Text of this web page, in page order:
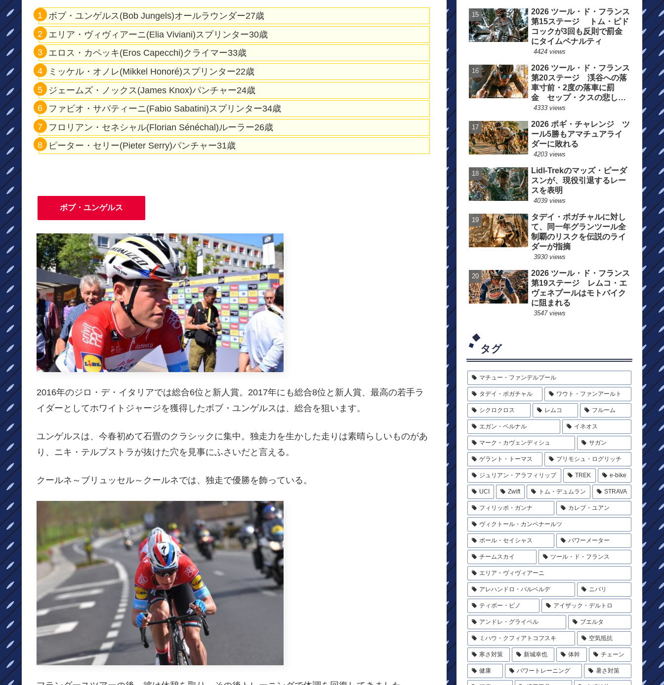
ボブ・ユンゲルス(Bob Jungels)オールラウンダー27歳
エリア・ヴィヴィアーニ(Elia Viviani)スプリンター30歳
エロス・カペッキ(Eros Capecchi)クライマー33歳
ミッケル・オノレ(Mikkel Honoré)スプリンター22歳
ジェームズ・ノックス(James Knox)パンチャー24歳
ファビオ・サバティーニ(Fabio Sabatini)スプリンター34歳
フロリアン・セネシャル(Florian Sénéchal)ルーラー26歳
ピーター・セリー(Pieter Serry)パンチャー31歳
ボブ・ユンゲルス
2016年のジロ・デ・イタリアでは総合6位と新人賞。2017年にも総合8位と新人賞、最高の若手ラ
イダーとしてホワイトジャージを獲得したボブ・ユンゲルスは、総合を狙います。
ユンゲルスは、今春初めて石畳のクラシックに集中。独走力を生かした走りは素晴らしいものがあ
り、ニキ・テルプストラが抜けた穴を見事にふさいだと言える。
クールネ～ブリュッセル～クールネでは、独走で優勝を飾っている。
2026 ツール・ド・フランス
第15ステージ トム・ピド
コックが3回も反則で罰金
にタイムペナルティ
4424 views
2026 ツール・ド・フランス
第20ステージ 渓谷への落
車寸前・2度の落車に罰
金 セップ・クスの悲しい
一日
4333 views
2026 ポギ・チャレンジ ツ
ール5勝もアマチュアライ
ダーに敗れる
4203 views
Lidl-Trekのマッズ・ピーダ
スンが、現役引退するレー
スを表明
4039 views
タデイ・ポガチャルに対し
て、同一年グランツール全
制覇のリスクを伝説のライ
ダーが指摘
3930 views
2026 ツール・ド・フランス
第19ステージ レムコ・エ
ヴェネプールはモトバイク
に阻まれる
3547 views
タグ
マチュー・ファンデルプール
タデイ・ポガチャル ワウト・ファンアールト
シクロクロス レムコ フルーム
エガン・ベルナル イネオス
マーク・カヴェンディシュ サガン
ゲラント・トーマス プリモシュ・ログリッチ
ジュリアン・アラフィリップ TREK e-bike
UCI Zwift トム・デュムラン STRAVA
フィリッポ・ガンナ カレブ・ユアン
ヴィクトール・カンペナールツ
ポール・セイシャス パワーメーター
チームスカイ ツール・ド・フランス
エリア・ヴィヴィアーニ
アレハンドロ・バルベルデ ニバリ
ティボー・ピノ アイザック・デルトロ
アンドレ・グライペル ブエルタ
ミハウ・クフィアトコフスキ 空気抵抗
寒さ対策 新城幸也 体幹 チェーン
健康 パワートレーニング 暑さ対策